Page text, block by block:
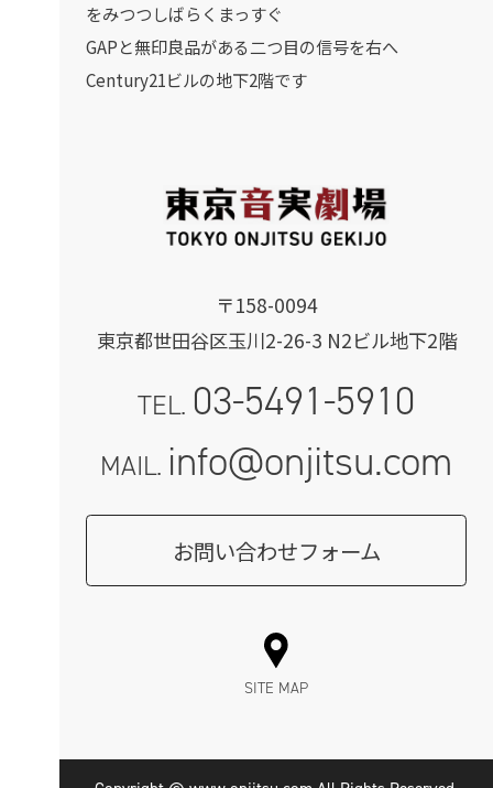
〒158-0094
東京都世田谷区玉川2-26-3 N2ビル地下2階
TEL. 03-5491-5910
MAIL. info@onjitsu.com
お問い合わせフォーム
をみつつしばらくまっすぐ
GAPと無印良品がある二つ目の信号を右へ
Century21ビルの地下2階です
SITE MAP